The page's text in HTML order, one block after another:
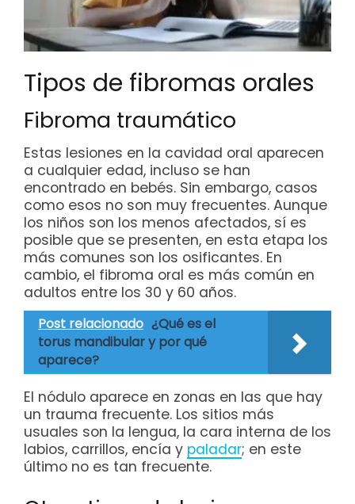
Tipos de fibromas orales
Fibroma traumático
Estas lesiones en la cavidad oral aparecen
a cualquier edad, incluso se han
encontrado en bebés. Sin embargo, casos
como esos no son muy frecuentes. Aunque
los niños son los menos afectados, sí es
posible que se presenten, en esta etapa los
más comunes son los osificantes. En
cambio, el fibroma oral es más común en
adultos entre los 30 y 60 años.
Post relacionado ¿Qué es el
torus mandibular y por qué
aparece?
El nódulo aparece en zonas en las que hay
un trauma frecuente. Los sitios más
usuales son la lengua, la cara interna de los
labios, carrillos, encía y paladar; en este
último no es tan frecuente.